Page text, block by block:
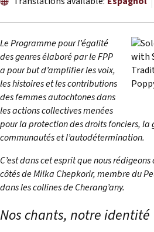
Qui nous sommes
Salle de presse
Nous soutenir
Publications et ressources
Publications et ressources
Actualités
Rapports
Matériel de formation
Documents d'information
Le Programme pour l’égalité
des genres élaboré par le FPP
a pour but d’amplifier les voix,
les histoires et les contributions
des femmes autochtones dans
les actions collectives menées
pour la protection des droits fonciers, la
communautés et l’autodétermination.
C’est dans cet esprit que nous
côtés de Milka Chepkorir, membre du
dans les collines de Cherang’any.
Nos chants, notre identité